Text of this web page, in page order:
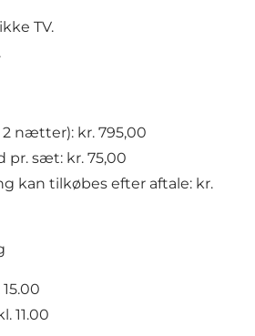
TV.
2 nætter): kr. 795,00
pr. sæt: kr. 75,00
kan tilkøbes efter aftale: kr.
11.00